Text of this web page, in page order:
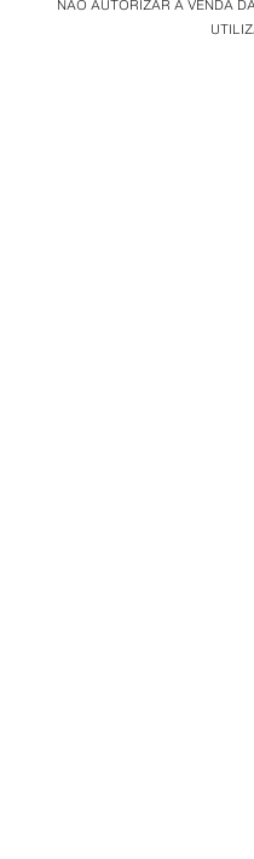
NÃO AUTORIZAR A VENDA